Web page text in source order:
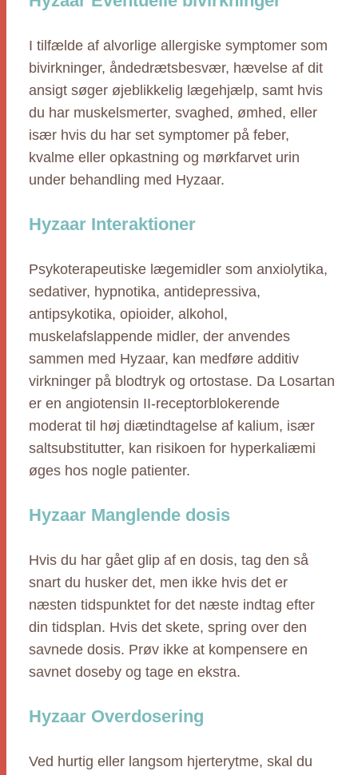
I tilfælde af alvorlige allergiske symptomer som
bivirkninger, åndedrætsbesvær, hævelse af dit
ansigt søger øjeblikkelig lægehjælp, samt hvis
du har muskelsmerter, svaghed, ømhed, eller
især hvis du har set symptomer på feber,
kvalme eller opkastning og mørkfarvet urin
under behandling med Hyzaar.
Hyzaar Interaktioner
Psykoterapeutiske lægemidler som anxiolytika,
sedativer, hypnotika, antidepressiva,
antipsykotika, opioider, alkohol,
muskelafslappende midler, der anvendes
sammen med Hyzaar, kan medføre additiv
virkninger på blodtryk og ortostase. Da Losartan
er en angiotensin II-receptorblokerende
moderat til høj diætindtagelse af kalium, især
saltsubstitutter, kan risikoen for hyperkaliæmi
øges hos nogle patienter.
Hyzaar Manglende dosis
Hvis du har gået glip af en dosis, tag den så
snart du husker det, men ikke hvis det er
næsten tidspunktet for det næste indtag efter
din tidsplan. Hvis det skete, spring over den
savnede dosis. Prøv ikke at kompensere en
savnet doseby og tage en ekstra.
Hyzaar Overdosering
Ved hurtig eller langsom hjerterytme, skal du